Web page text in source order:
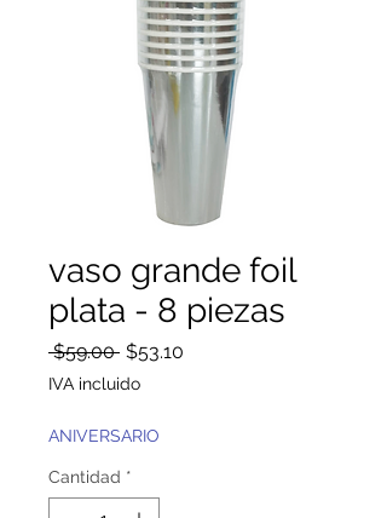
vaso grande foil
plata - 8 piezas
$59.00 Precio
$53.10
IVA incluido
ANIVERSARIO
Cantidad *